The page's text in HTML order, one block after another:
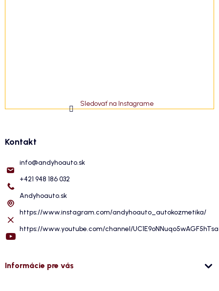
Sledovať na Instagrame
Kontakt
info@andyhoauto.sk
+421 948 186 032
Andyhoauto.sk
https://www.instagram.com/andyhoauto_autokozmetika/
https://www.youtube.com/channel/
Informácie pre vás